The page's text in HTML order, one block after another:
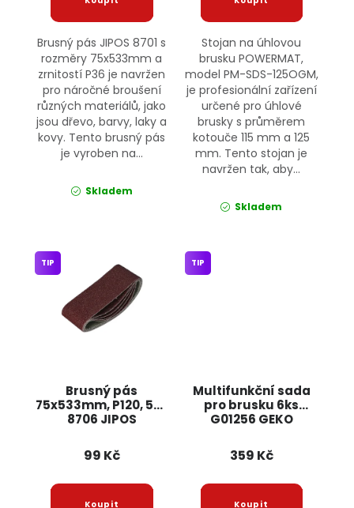
Brusný pás JIPOS 8701 s
rozměry 75x533mm a
zrnitostí P36 je navržen
pro náročné broušení
různých materiálů, jako
jsou dřevo, barvy, laky a
kovy. Tento brusný pás
je vyroben na...
Skladem
Stojan na úhlovou
brusku POWERMAT,
model PM-SDS-125OGM,
je profesionální zařízení
určené pro úhlové
brusky s průměrem
kotouče 115 mm a 125
mm. Tento stojan je
navržen tak, aby...
Skladem
Brusný pás
75x533mm, P120, 5ks
8706 JIPOS
TIP
99 Kč
Multifunkční sada
pro brusku 6ks
G01256 GEKO
TIP
359 Kč